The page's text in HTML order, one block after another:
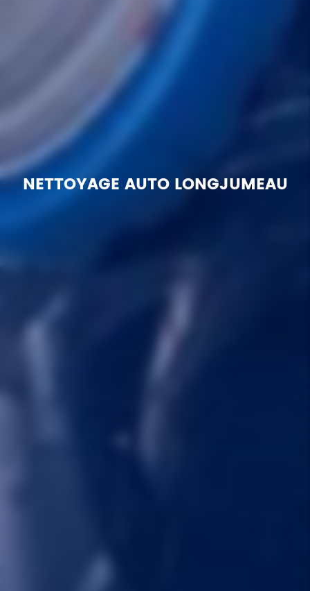
NETTOYAGE AUTO LONGJUMEAU